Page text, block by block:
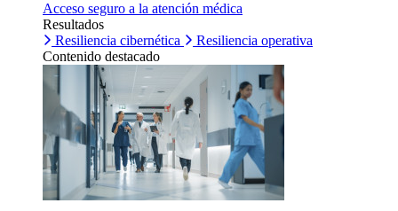
Acceso seguro a la atención médica
Resultados
Resiliencia cibernética
Resiliencia operativa
Contenido destacado